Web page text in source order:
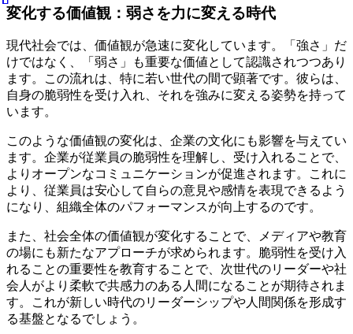
変化する価値観：弱さを力に変える時代
現代社会では、価値観が急速に変化しています。「強さ」だ
けではなく、「弱さ」も重要な価値として認識されつつあり
ます。この流れは、特に若い世代の間で顕著です。彼らは、
自身の脆弱性を受け入れ、それを強みに変える姿勢を持って
います。
このような価値観の変化は、企業の文化にも影響を与えてい
ます。企業が従業員の脆弱性を理解し、受け入れることで、
よりオープンなコミュニケーションが促進されます。これに
より、従業員は安心して自らの意見や感情を表現できるよう
になり、組織全体のパフォーマンスが向上するのです。
また、社会全体の価値観が変化することで、メディアや教育
の場にも新たなアプローチが求められます。脆弱性を受け入
れることの重要性を教育することで、次世代のリーダーや社
会人がより柔軟で共感力のある人間になることが期待されま
す。これが新しい時代のリーダーシップや人間関係を形成す
る基盤となるでしょう。